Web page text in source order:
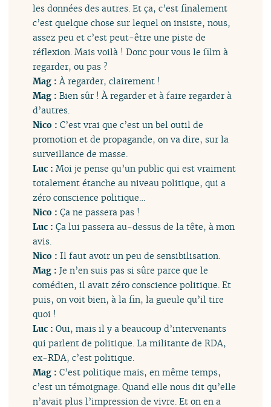
les données des autres. Et ça, c’est finalement
c’est quelque chose sur lequel on insiste, nous,
assez peu et c’est peut-être une piste de
réflexion. Mais voilà ! Donc pour vous le film à
regarder, ou pas ?
Mag :À regarder, clairement !
Mag :Bien sûr ! À regarder et à faire regarder à
d’autres.
Nico :C’est vrai que c’est un bel outil de
promotion et de propagande, on va dire, sur la
surveillance de masse.
Luc :Moi je pense qu’un public qui est vraiment
totalement étanche au niveau politique, qui a
zéro conscience politique…
Nico :Ça ne passera pas !
Luc :Ça lui passera au-dessus de la tête, à mon
avis.
Nico :Il faut avoir un peu de sensibilisation.
Mag :Je n’en suis pas si sûre parce que le
comédien, il avait zéro conscience politique. Et
puis, on voit bien, à la fin, la gueule qu’il tire
quoi !
Luc :Oui, mais il y a beaucoup d’intervenants
qui parlent de politique. La militante de RDA,
ex-RDA, c’est politique.
Mag :C’est politique mais, en même temps,
c’est un témoignage. Quand elle nous dit qu’elle
n’avait plus l’impression de vivre. Et on en a